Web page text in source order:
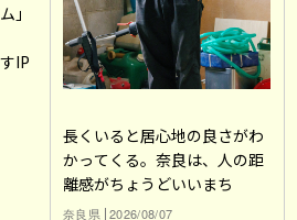
」
IP
長くいると居心地の良さがわ
かってくる。奈良は、人の距
離感がちょうどいいまち
奈良県 2026/08/07